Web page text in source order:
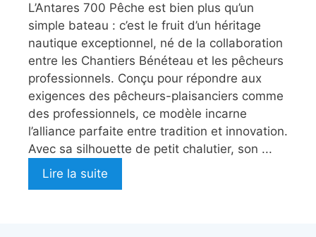
L’Antares 700 Pêche est bien plus qu’un
simple bateau : c’est le fruit d’un héritage
nautique exceptionnel, né de la collaboration
entre les Chantiers Bénéteau et les pêcheurs
professionnels. Conçu pour répondre aux
exigences des pêcheurs-plaisanciers comme
des professionnels, ce modèle incarne
l’alliance parfaite entre tradition et innovation.
Avec sa silhouette de petit chalutier, son ...
Lire la suite